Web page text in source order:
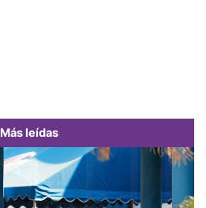
Más leídas